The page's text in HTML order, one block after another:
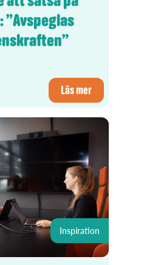
Läs mer
Inspiration